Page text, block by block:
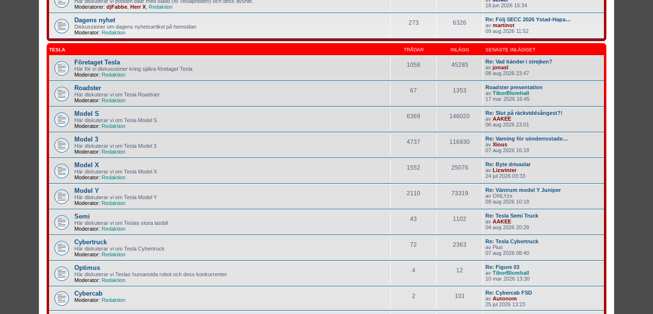
Moderatorer: djFabbe Herr X Redaktion
18 jun 2026 15:34
Dagens nyhet
Diskussioner om dagens nyhetsartikel på hemsidan
Moderator: Redaktion
273 6326
Re: Följ SECC 2026 Ystad-Hapa…
av martinot
09 aug 2026 11:52
TESLA TRÅDAR INLÄGG SENASTE INLÄGGET
Företaget Tesla
Här för vi diskussioner kring själva företaget Tesla
Moderator: Redaktion
1058 45285
Re: Vad händer i strejken?
av jonasl
08 aug 2026 23:47
Roadster
Här diskuterar vi om Tesla Roadster
Moderator: Redaktion
67 1353
Roadster presentation
av TiborBlomhall
17 mar 2026 16:45
Model S
Här diskuterar vi om Tesla Model S
Moderator: Redaktion
6369 146020
Re: Slut på räckviddsångest?!
av AAKEE
06 aug 2026 23:01
Model 3
Här diskuterar vi om Tesla Model 3
Moderator: Redaktion
4737 116930
Re: Varning för sönderrostade…
av Xious
07 aug 2026 16:18
Model X
Här diskuterar vi om Tesla Model X
Moderator: Redaktion
1552 25076
Re: Byte drivaxlar
av Lizwinter
24 jul 2026 03:33
Model Y
Här diskuterar vi om Tesla Model Y
Moderator: Redaktion
2110 73319
Re: Väntrum model Y Juniper
av ONLYzx
09 aug 2026 10:18
Semi
Här diskuterar vi om Teslas stora lastbil
Moderator: Redaktion
43 1102
Re: Tesla Semi Truck
av AAKEE
04 aug 2026 20:28
Cybertruck
Här diskuterar vi om Tesla Cybertruck
Moderator: Redaktion
72 2363
Re: Tesla Cybertruck
av Pius
07 aug 2026 08:40
Optimus
Här diskuterar vi Teslas humanoida robot och dess konkurrenter.
Moderator: Redaktion
4 12
Re: Figure 03
av TiborBlomhall
10 mar 2026 13:30
Cybercab
Moderator: Redaktion
2 101
Re: Cybercab FSD
av Autonom
25 jul 2026 13:23